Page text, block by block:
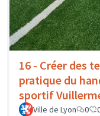
16 - Créer des
pratique du
sportif
Ville de Lyon 0